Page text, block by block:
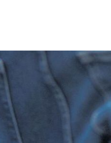
Kit RONI En El
Dice La Ley… Y
TiroDefensivoPeru